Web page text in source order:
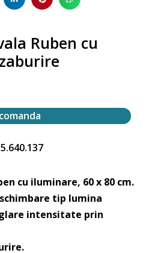
Ruben cu
cu iluminare, 60 x 80 cm.
tip lumina
intensitate prin